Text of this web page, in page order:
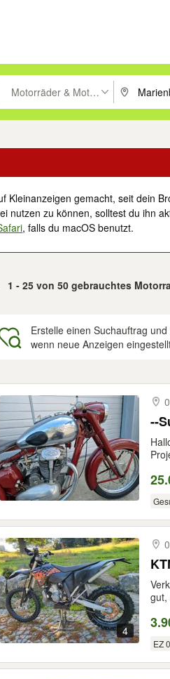
um zu suchen, oder Vorschläge
Motorräder & MotorrollerPLZ oder
Kleinanzeigen gemacht, seit dein
nutzen zu können, solltest du ihn
, falls du macOS benutzt.
1 - 25 von 50 gebrauchtes
Erstelle einen Suchauftrag
wenn neue Anzeigen
--
4
gut,
EZ